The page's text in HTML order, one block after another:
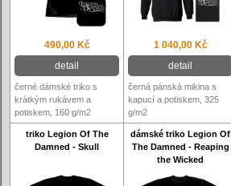
490,00 Kč
detail
1 040,00 Kč
detail
černé dámské triko s
krátkým rukávem a
potiskem, 160 g/m2
černá pánská mikina s
kapucí a potiskem, 325
g/m2
triko Legion Of The
Damned - Skull
dámské triko Legion Of
The Damned - Reaping
the Wicked